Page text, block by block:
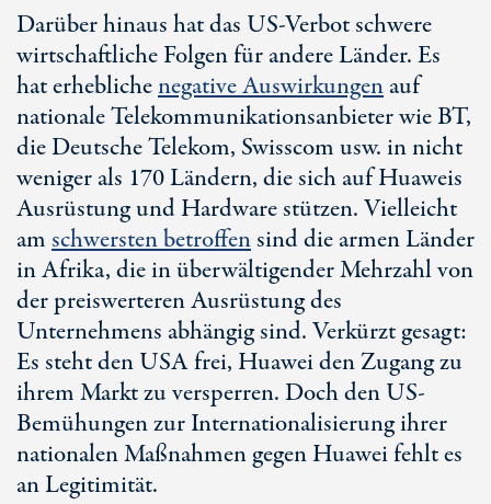
Darüber hinaus hat das US-Verbot schwere
wirtschaftliche Folgen für andere Länder. Es
hat erheblichenegative Auswirkungenauf
nationale Telekommunikationsanbieter wie BT,
die Deutsche Telekom, Swisscom usw. in nicht
weniger als 170 Ländern, die sich auf Huaweis
Ausrüstung und Hardware stützen. Vielleicht
amschwersten betroffensind die armen Länder
in Afrika, die in überwältigender Mehrzahl von
der preiswerteren Ausrüstung des
Unternehmens abhängig sind. Verkürzt gesagt:
Es steht den USA frei, Huawei den Zugang zu
ihrem Markt zu versperren. Doch den US-
Bemühungen zur Internationalisierung ihrer
nationalen Maßnahmen gegen Huawei fehlt es
an Legitimität.